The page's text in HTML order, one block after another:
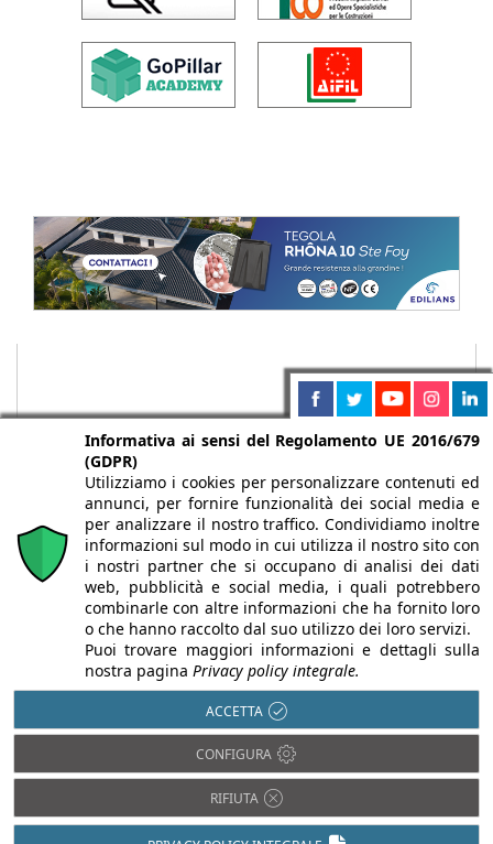
Chi siamo Autori Per la tua pubblicità
Iscriviti alla
newsletter
Infobuild è testata registrata presso il Tribunale di Milano al n° 63
dell’8/3/2013 - ISSN 2282-2267
© 2000-2026 Infoweb srl - P.IVA 13155920153 - Tutti i diritti
riservati |Privacy
Informativa ai sensi del Regolamento UE 2016/679
(GDPR)
Utilizziamo i cookies per personalizzare contenuti ed
annunci, per fornire funzionalità dei social media e
per analizzare il nostro traffico. Condividiamo inoltre
informazioni sul modo in cui utilizza il nostro sito con
i nostri partner che si occupano di analisi dei dati
web, pubblicità e social media, i quali potrebbero
combinarle con altre informazioni che ha fornito loro
o che hanno raccolto dal suo utilizzo dei loro servizi.
Puoi trovare maggiori informazioni e dettagli sulla
nostra pagina Privacy policy integrale.
ACCETTA
CONFIGURA
RIFIUTA